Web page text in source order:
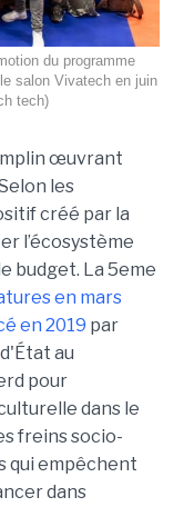
du programme
salon Vivatech en juin
tech)
œuvrant
les
créé par la
l’écosystème
budget. La 5eme
en mars
en 2019 par
au
pour
dans le
freins socio-
qui empêchent
dans